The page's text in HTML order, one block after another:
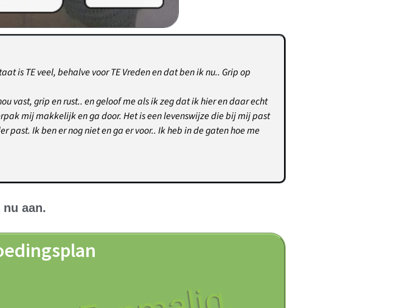
is TE veel, behalve voor TE Vreden en dat ben ik nu.. Grip op
vast, grip en rust.. en geloof me als ik zeg dat ik hier en daar echt
mij makkelijk en ga door. Het is een levenswijze die bij mij past
Ik ben er nog niet en ga er voor.. Ik heb in de gaten hoe me
aan.